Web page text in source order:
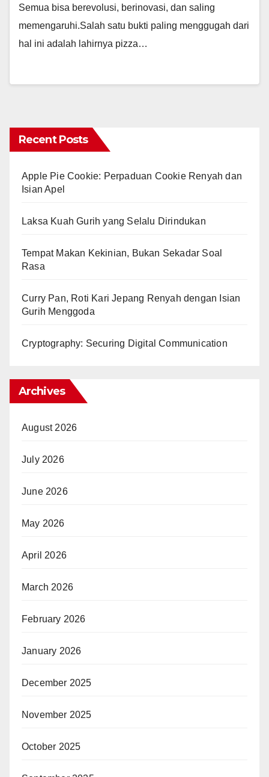
Semua bisa berevolusi, berinovasi, dan saling
memengaruhi.Salah satu bukti paling menggugah dari
hal ini adalah lahirnya pizza…
Recent Posts
Apple Pie Cookie: Perpaduan Cookie Renyah dan
Isian Apel
Laksa Kuah Gurih yang Selalu Dirindukan
Tempat Makan Kekinian, Bukan Sekadar Soal
Rasa
Curry Pan, Roti Kari Jepang Renyah dengan Isian
Gurih Menggoda
Cryptography: Securing Digital Communication
Archives
August 2026
July 2026
June 2026
May 2026
April 2026
March 2026
February 2026
January 2026
December 2025
November 2025
October 2025